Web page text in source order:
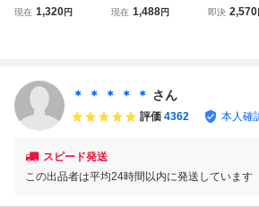
ングサーモン 起
現在 1,320円
ガドライブ MD
現在 1,488円
キングサ
即決 2,570
＊ ＊ ＊ ＊ ＊ さん
評価 4362 本人確
スピード発送
この出品者は平均24時間以内に発送しています